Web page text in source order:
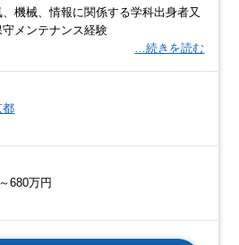
、機械、情報に関係する学科出身者又
守メンテナンス経験
…続きを読む
都
680万円